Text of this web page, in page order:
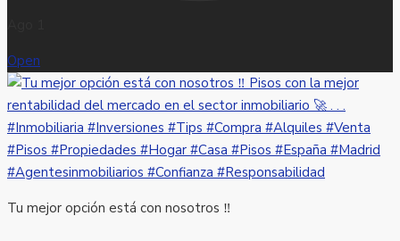
Open
Tu mejor opción está con nosotros ‼️